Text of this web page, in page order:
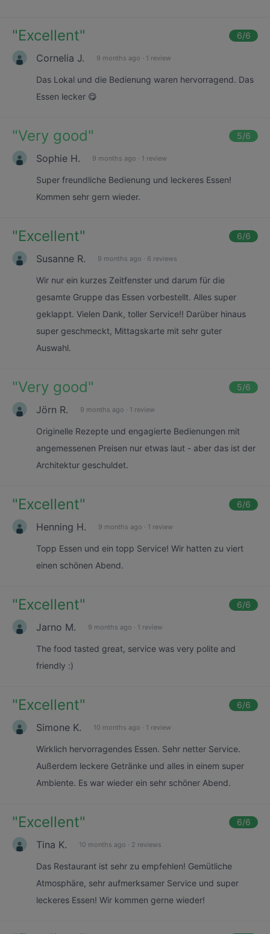
"Excellent" 6/6
Cornelia J. 9 months ago · 1 review
Das Lokal und die Bedienung waren hervorragend. Das
Essen lecker 😋
"Very good" 5/6
Sophie H. 9 months ago · 1 review
Super freundliche Bedienung und leckeres Essen!
Kommen sehr gern wieder.
"Excellent" 6/6
Susanne R. 9 months ago · 6 reviews
Wir nur ein kurzes Zeitfenster und darum für die
gesamte Gruppe das Essen vorbestellt. Alles super
geklappt. Vielen Dank, toller Service!! Darüber hinaus
super geschmeckt, Mittagskarte mit sehr guter
Auswahl.
"Very good" 5/6
Jörn R. 9 months ago · 1 review
Originelle Rezepte und engagierte Bedienungen mit
angemessenen Preisen nur etwas laut - aber das ist der
Architektur geschuldet.
"Excellent" 6/6
Henning H. 9 months ago · 1 review
Topp Essen und ein topp Service! Wir hatten zu viert
einen schönen Abend.
"Excellent" 6/6
Jarno M. 9 months ago · 1 review
The food tasted great, service was very polite and
friendly :)
"Excellent" 6/6
Simone K. 10 months ago · 1 review
Wirklich hervorragendes Essen. Sehr netter Service.
Außerdem leckere Getränke und alles in einem super
Ambiente. Es war wieder ein sehr schöner Abend.
"Excellent" 6/6
Tina K. 10 months ago · 2 reviews
Das Restaurant ist sehr zu empfehlen! Gemütliche
Atmosphäre, sehr aufmerksamer Service und super
leckeres Essen! Wir kommen gerne wieder!